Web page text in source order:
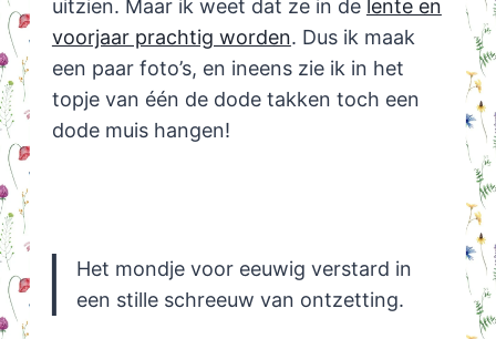
uitzien. Maar ik weet dat ze in de lente en
voorjaar prachtig worden. Dus ik maak
een paar foto’s, en ineens zie ik in het
topje van één de dode takken toch een
dode muis hangen!
Het mondje voor eeuwig verstard in
een stille schreeuw van ontzetting.